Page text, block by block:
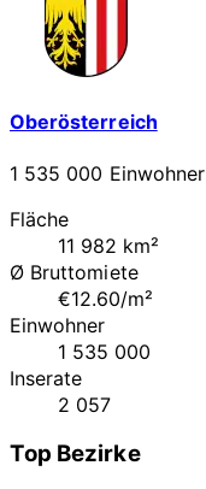
Oberösterreich
1 535 000 Einwohner
Fläche
11 982 km²
Ø Bruttomiete
€12.60/m²
Einwohner
1 535 000
Inserate
2 057
Top Bezirke